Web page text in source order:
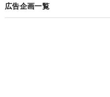
広告企画一覧